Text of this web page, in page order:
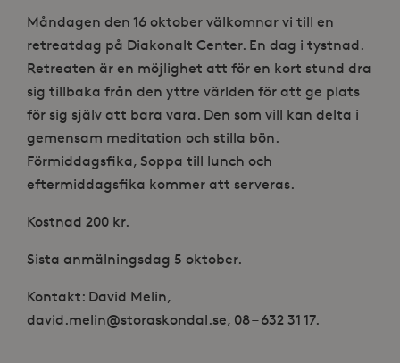
Måndagen den 16 oktober välkomnar vi till en
retreatdag på Diakonalt Center. En dag i tystnad.
Retreaten är en möjlighet att för en kort stund dra
sig tillbaka från den yttre världen för att ge plats
för sig själv att bara vara. Den som vill kan delta i
gemensam meditation och stilla bön.
Förmiddagsfika, Soppa till lunch och
eftermiddagsfika kommer att serveras.
Kostnad 200 kr.
Sista anmälningsdag 5 oktober.
Kontakt: David Melin,
david.melin@storaskondal.se, 08 – 632 31 17.